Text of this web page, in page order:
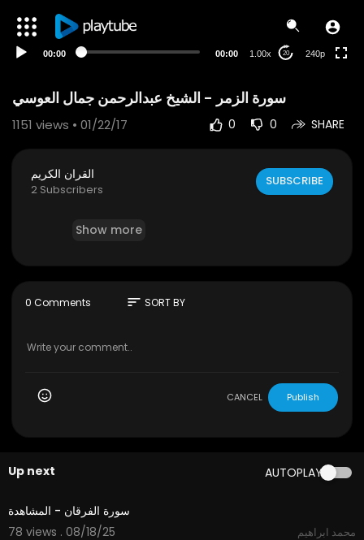
00:00 00:00 1.00x 20 240p
1151 views • 01/22/17 0 0 SHARE
القران الكريم
2 Subscribers
SUBSCRIBE
Show more
0 Comments sort SORT BY
CANCEL Publish
Up next AUTOPLAY
2:18
سورة الفرقان - المشاهدة
78 views . 08/18/25
محمد ابراهيم